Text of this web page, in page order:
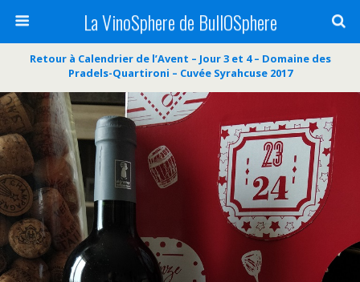
La VinoSphere de BullOSphere
Retour à Calendrier de l’Avent – Jour 3 et 4 – Domaine des
Pradels-Quartironi – Cuvée Syrahcuse 2017